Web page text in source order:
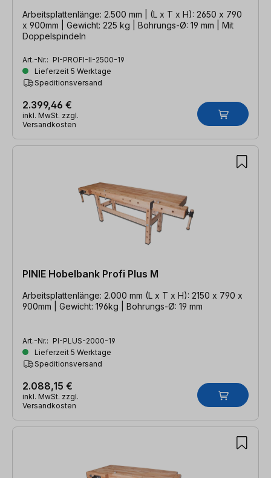
Arbeitsplattenlänge: 2.500 mm | (L x T x H): 2650 x 790
x 900mm | Gewicht: 225 kg | Bohrungs-Ø: 19 mm | Mit
Doppelspindeln
Art.-Nr.: PI-PROFI-II-2500-19
Lieferzeit 5 Werktage
Speditionsversand
2.399,46 €
inkl. MwSt. zzgl.
Versandkosten
PINIE Hobelbank Profi Plus M
Arbeitsplattenlänge: 2.000 mm (L x T x H): 2150 x 790 x
900mm | Gewicht: 196kg | Bohrungs-Ø: 19 mm
Art.-Nr.: PI-PLUS-2000-19
Lieferzeit 5 Werktage
Speditionsversand
2.088,15 €
inkl. MwSt. zzgl.
Versandkosten